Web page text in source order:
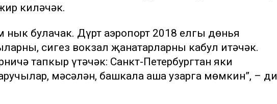
киләчәк.
нык булачак. Дүрт аэропорт 2018 елгы дөнья
сигез вокзал җанатарларны кабул итәчәк.
тапкыр үтәчәк: Санкт-Петербургтан яки
мәсәлән, башкала аша узарга мөмкин”, –